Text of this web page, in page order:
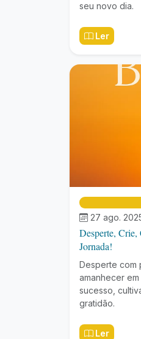
seu novo dia.
Ler
27 ago.
Desperte, Crie,
Jornada!
Desperte com
amanhecer
sucesso,
gratidão.
Ler